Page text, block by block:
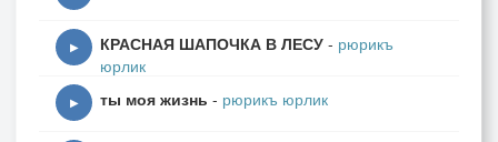
▶ КРАСНАЯ ШАПОЧКА В ЛЕСУ - рюрикъ
юрлик
▶ ты моя жизнь - рюрикъ юрлик